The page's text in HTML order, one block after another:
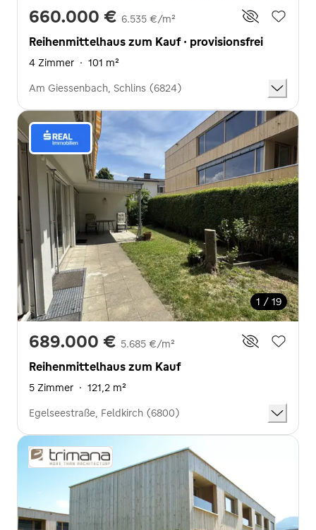
660.000 € 6.535 €/m²
Reihenmittelhaus zum Kauf · provisionsfrei
4 Zimmer · 101 m²
Am Giessenbach, Schlins (6824)
1 / 19
689.000 € 5.685 €/m²
Reihenmittelhaus zum Kauf
5 Zimmer · 121,2 m²
Egelseestraße, Feldkirch (6800)